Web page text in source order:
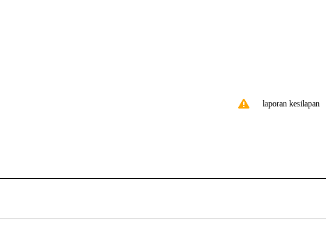
laporan kesilapan